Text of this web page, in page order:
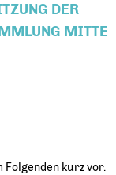
DER
MITTE
kurz vor.